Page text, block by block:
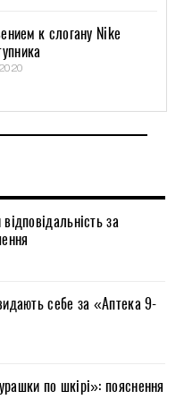
к слогану Nike
за
себе за «Аптека 9-
по шкірі»: пояснення